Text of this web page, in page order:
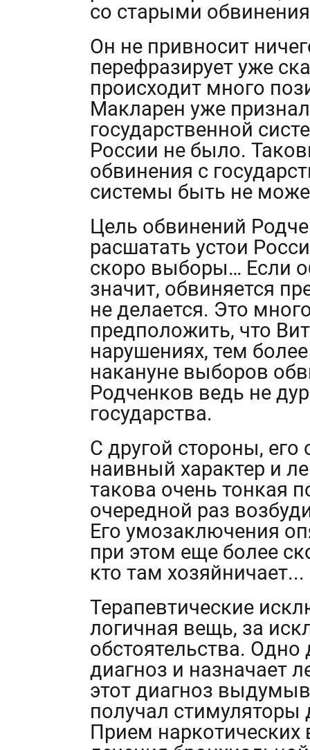
со старыми
Он не привносит
перефразирует уже
происходит много
Макларен уже
государственной
России не было.
обвинения с
системы быть не
Цель обвинений
расшатать устои
скоро выборы… Если
значит, обвиняется
не делается. Это
предположить, что
нарушениях, тем
накануне выборов
Родченков ведь не
государства.
С другой стороны,
наивный характер и
такова очень тонкая
очередной раз
Его умозаключения
при этом еще более
кто там хозяйничает...
Терапевтические
логичная вещь, за
обстоятельства. Одно
диагноз и назначает
этот диагноз
получал стимуляторы
Прием наркотических